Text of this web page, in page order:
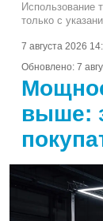
Использование
только с
7 августа 2026
Обновлено: 7
выше: